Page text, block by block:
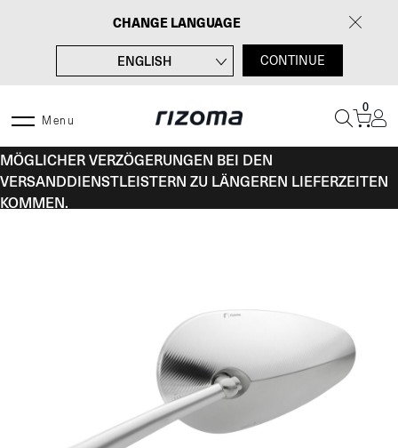
CHANGE LANGUAGE
ENGLISH
ITALIANO
ESPAÑOL
CONTINUE
Menu
0
MÖGLICHER VERZÖGERUNGEN BEI DEN
VERSANDDIENSTLEISTERN ZU LÄNGEREN LIEFERZEITEN
KOMMEN.